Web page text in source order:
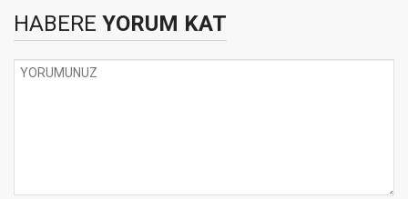
HABERE YORUM KAT